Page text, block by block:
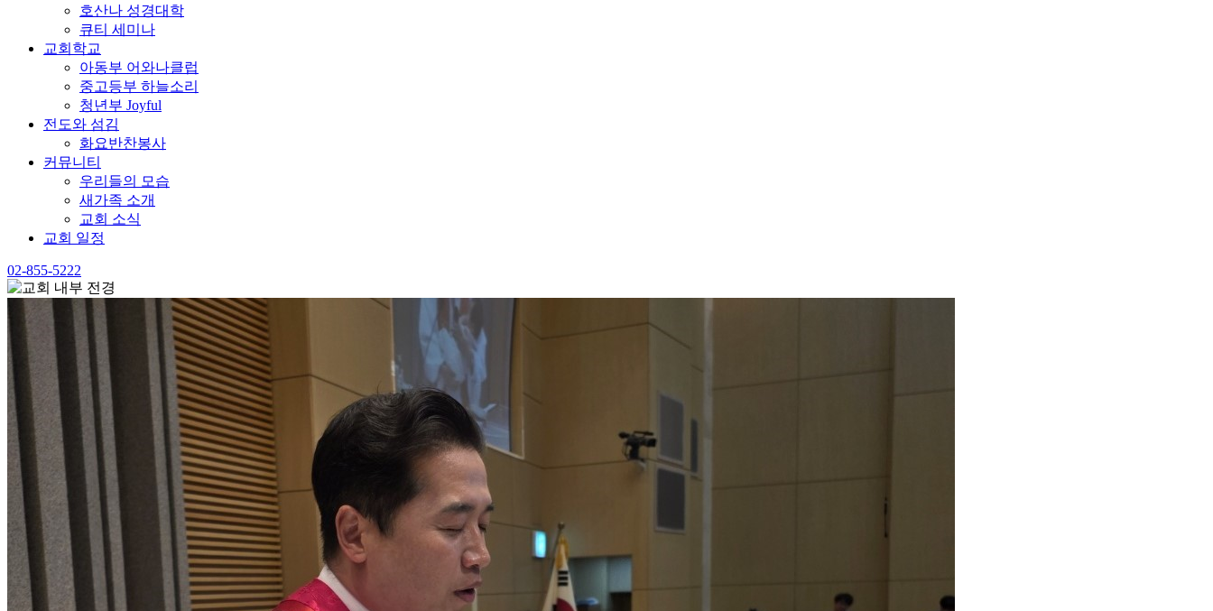
호산나 성경대학
큐티 세미나
교회학교
아동부 어와나클럽
중고등부 하늘소리
청년부 Joyful
전도와 섬김
화요반찬봉사
커뮤니티
우리들의 모습
새가족 소개
교회 소식
교회 일정
02-855-5222